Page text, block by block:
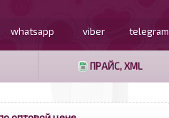
whatsapp viber telegram
ПРАЙС, XML